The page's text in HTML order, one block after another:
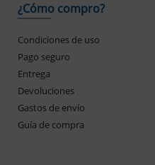
¿Cómo compro?
Condiciones de uso
Pago seguro
Entrega
Devoluciones
Gastos de envío
Guía de compra